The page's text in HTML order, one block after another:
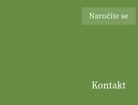
Naročite se
Kontakt